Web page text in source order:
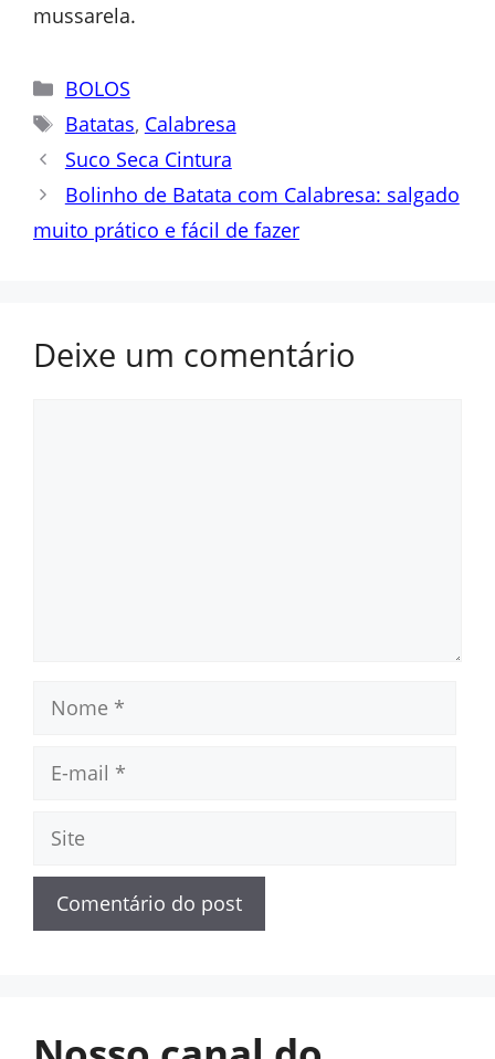
mussarela.
Categorias
BOLOS
Tags
Batatas, Calabresa
Suco Seca Cintura
Bolinho de Batata com Calabresa: salgado
muito prático e fácil de fazer
Deixe um comentário
mail
Site